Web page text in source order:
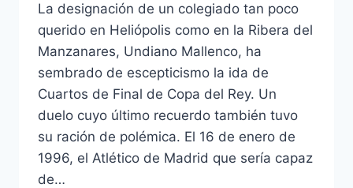
La designación de un colegiado tan poco
querido en Heliópolis como en la Ribera del
Manzanares, Undiano Mallenco, ha
sembrado de escepticismo la ida de
Cuartos de Final de Copa del Rey. Un
duelo cuyo último recuerdo también tuvo
su ración de polémica. El 16 de enero de
1996, el Atlético de Madrid que sería capaz
de…